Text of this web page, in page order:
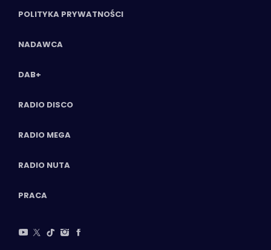
POLITYKA PRYWATNOŚCI
NADAWCA
DAB+
RADIO DISCO
RADIO MEGA
RADIO NUTA
PRACA